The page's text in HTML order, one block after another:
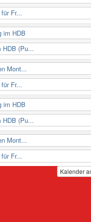
Fr...
im HDB
HDB (Pu...
Mont...
Fr...
im HDB
HDB (Pu...
Mont...
Fr...
Kalender